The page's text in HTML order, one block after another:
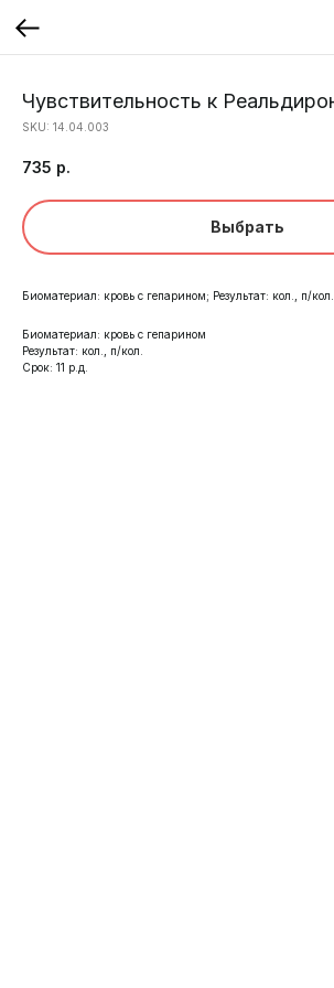
Чувствительность к
SKU: 14.04.003
735 р.
Выбрать
Биоматериал: кровь с гепарином; Результат: кол., п/
Биоматериал: кровь с гепарином
Результат: кол., п/кол.
Срок: 11 р.д.